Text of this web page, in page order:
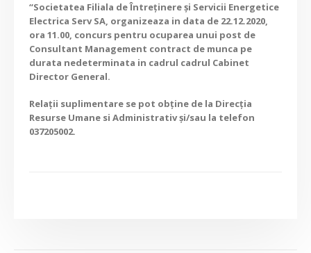
“Societatea Filiala de Întreţinere şi Servicii Energetice
Electrica Serv SA, organizeaza in data de 22.12.2020,
ora 11.00, concurs pentru ocuparea unui post de
Consultant Management contract de munca pe
durata nedeterminata in cadrul cadrul Cabinet
Director General.
Relaţii suplimentare se pot obţine de la Direcția
Resurse Umane si Administrativ și/sau la telefon
037205002.